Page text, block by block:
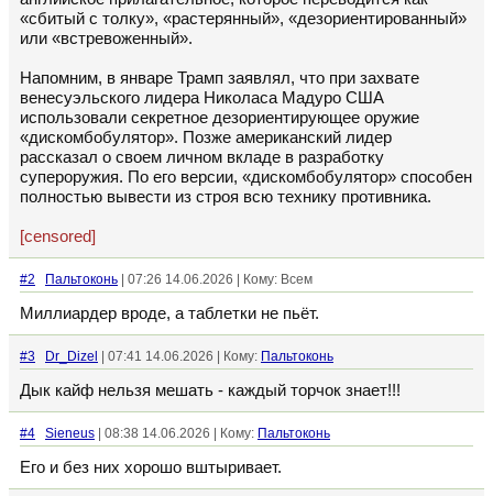
«сбитый с толку», «растерянный», «дезориентированный»
или «встревоженный».
Напомним, в январе Трамп заявлял, что при захвате
венесуэльского лидера Николаса Мадуро США
использовали секретное дезориентирующее оружие
«дискомбобулятор». Позже американский лидер
рассказал о своем личном вкладе в разработку
супероружия. По его версии, «дискомбобулятор» способен
полностью вывести из строя всю технику противника.
[censored]
#2 Пальтоконь | 07:26 14.06.2026 | Кому: Всем
Миллиардер вроде, а таблетки не пьёт.
#3 Dr_Dizel | 07:41 14.06.2026 | Кому: Пальтоконь
Дык кайф нельзя мешать - каждый торчок знает!!!
#4 Sieneus | 08:38 14.06.2026 | Кому: Пальтоконь
Его и без них хорошо вштыривает.